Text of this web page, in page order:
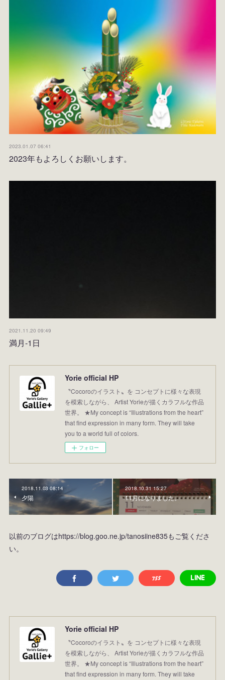
2023.01.07 06:41
2023年もよろしくお願いします。
2021.11.20 09:49
満月-1日
Yorie official HP
〝Cocoroのイラスト〟を コンセプトに様々な表現
を模索しながら、 Artist Yorieが描くカラフルな作品
世界。 ★My concept is “Illustrations from the heart”
that find expression in many form. They will take
you to a world full of colors.
フォロー
2018.11.03 08:14
夕陽
2018.10.31 15:27
11月になりました。
以前のブログはhttps://blog.goo.ne.jp/tanosiine835もご覧くださ
い。
Yorie official HP
〝Cocoroのイラスト〟を コンセプトに様々な表現
を模索しながら、 Artist Yorieが描くカラフルな作品
世界。 ★My concept is “Illustrations from the heart”
that find expression in many form. They will take